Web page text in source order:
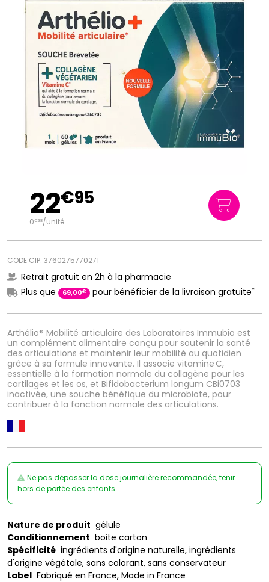
Arthélio® Mobilité articulaire des Laboratoires Immubio est
un complément alimentaire conçu pour soutenir la santé
des articulations et maintenir leur mobilité au quotidien
grâce à sa formule innovante. Il associe vitamine C,
essentielle à la formation normale du collagène pour les
cartilages et les os, et Bifidobacterium longum CBi0703
inactivée, une souche bénéfique du microbiote, pour
contribuer à la fonction normale des articulations.
22€95
0€38/unité
CODE CIP: 3760275770271
Retrait gratuit en 2h à la pharmacie
Plus que
69,00€ pour bénéficier de la livraison gratuite*
Ne pas dépasser la dose journalière recommandée, tenir
hors de portée des enfants
Nature de produit gélule
Conditionnement boite carton
Spécificité ingrédients d'origine naturelle, ingrédients
d'origine végétale, sans colorant, sans conservateur
Label Fabriqué en France, Made in France